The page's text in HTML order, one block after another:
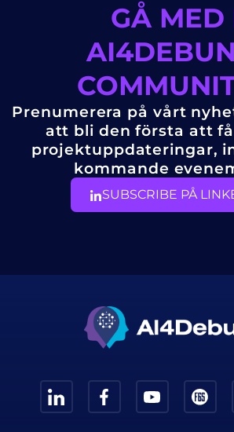
GÅ MED
Prenumerera på vårt
att bli den första att
projektuppdateringar,
kommande
SUBSCRIBE PÅ